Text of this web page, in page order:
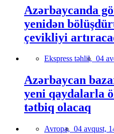
Azərbaycanda
yenidən
çevikliyi
Ekspress təhlil, 04
Azərbaycan
yeni qaydalarla
tətbiq olacaq
Avropa, 04 avqust,